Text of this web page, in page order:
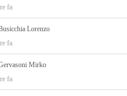
fa
Lorenzo
fa
Mirko
fa